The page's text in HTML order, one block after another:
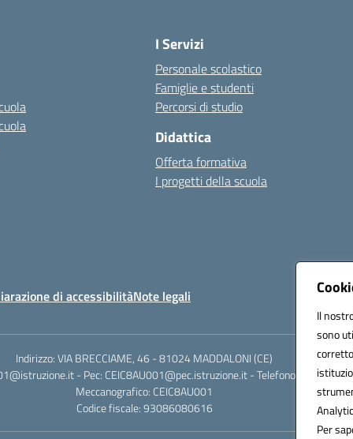
Il
sono
Per
I Servizi
Personale scolastico
Famiglie e studenti
Percorsi di studio
Didattica
Offerta formativa
I progetti della scuola
di accessibilitàNote legali
Indirizzo: VIA BRECCIAME, 46 - 81024 MADDALONI (CE)
- Pec: CEIC8AU001@pec.istruzione.it - Telefono:
Meccanografico: CEIC8AU001
Codice fiscale: 93086080616